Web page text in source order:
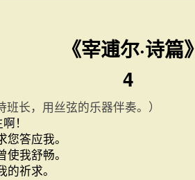
《宰逋尔·诗篇》
4
班长，用丝弦的乐器伴奏。）
！
答应我。
我舒畅。
祈求。